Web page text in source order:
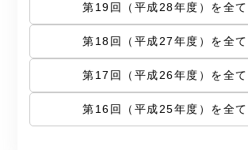
第19回（平成28年度）を全て
第18回（平成27年度）を全て
第17回（平成26年度）を全て
第16回（平成25年度）を全て